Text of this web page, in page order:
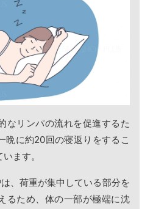
なリンパの流れを促進するた
晩に約20回の寝返りをするこ
ます。
は、荷重が集中している部分を
るため、体の一部が極端に沈